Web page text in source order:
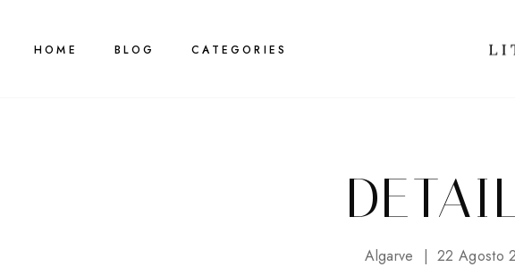
HOME BLOG CATEGORIES
Algarve 22 Agosto